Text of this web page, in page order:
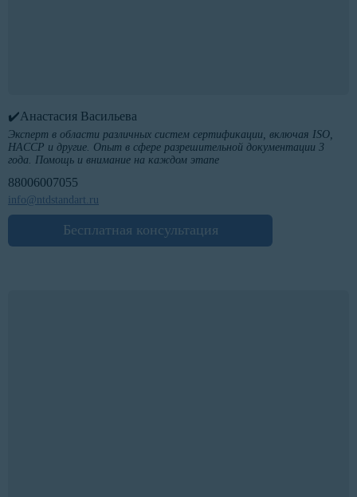
✔️Анастасия Васильева
Эксперт в области различных систем сертификации, включая ISO,
HACCP и другие. Опыт в сфере разрешительной документации 3
года. Помощь и внимание на каждом этапе
88006007055
info@ntdstandart.ru
Бесплатная консультация